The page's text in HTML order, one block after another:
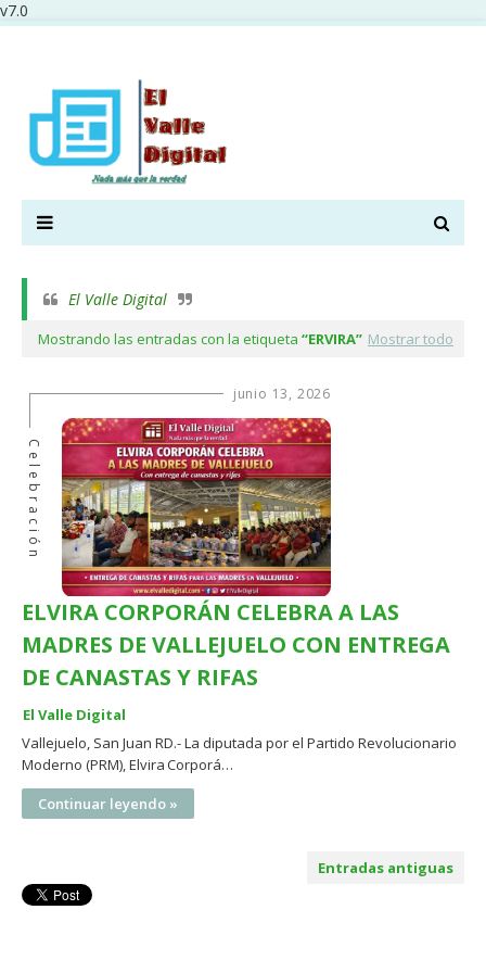
v7.0
El Valle Digital
Mostrando las entradas con la etiqueta ERVIRA Mostrar todo
junio 13, 2026
Celebración
ELVIRA CORPORÁN CELEBRA A LAS
MADRES DE VALLEJUELO CON ENTREGA
DE CANASTAS Y RIFAS
El Valle Digital
Vallejuelo, San Juan RD.- La diputada por el Partido Revolucionario
Moderno (PRM), Elvira Corporá…
Continuar leyendo »
Entradas antiguas